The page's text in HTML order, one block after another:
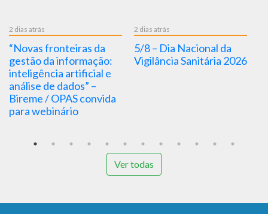
atrás
fronteiras da
da informação:
artificial e
de dados” –
/ OPAS convida
webinário
2 dias atrás
5/8 – Dia Nacional da
Vigilância Sanitária 2026
Saúde
Ver todas